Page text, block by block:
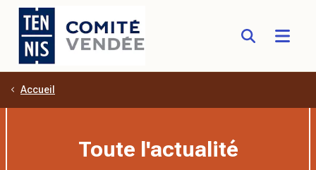
Aller au contenu principal
Accueil
Toute l'actualité